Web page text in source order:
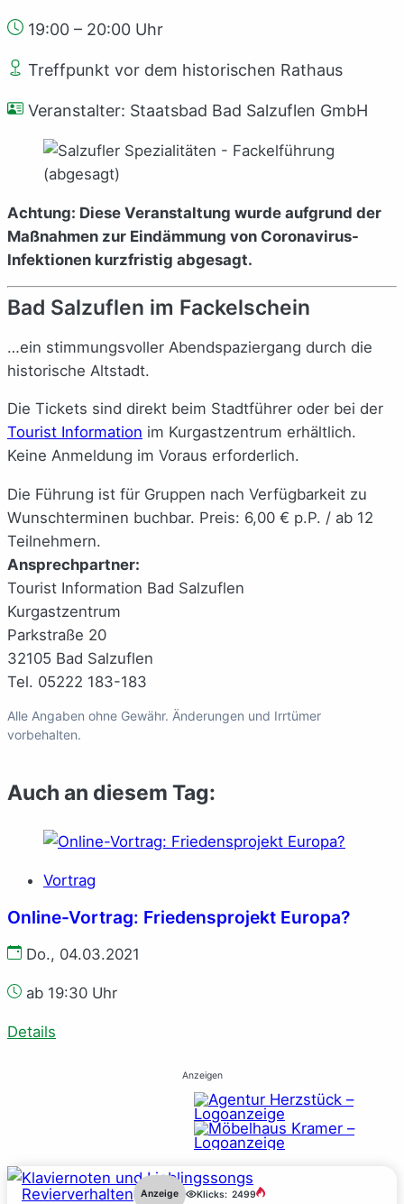
19:00 – 20:00 Uhr
Treffpunkt vor dem historischen Rathaus
Veranstalter: Staatsbad Bad Salzuflen GmbH
Achtung: Diese Veranstaltung wurde aufgrund der
Maßnahmen zur Eindämmung von Coronavirus-
Infektionen kurzfristig abgesagt.
Bad Salzuflen im Fackelschein
…ein stimmungsvoller Abendspaziergang durch die
historische Altstadt.
Die Tickets sind direkt beim Stadtführer oder bei der
Tourist Information im Kurgastzentrum erhältlich.
Keine Anmeldung im Voraus erforderlich.
Die Führung ist für Gruppen nach Verfügbarkeit zu
Wunschterminen buchbar. Preis: 6,00 € p.P. / ab 12
Teilnehmern.
Ansprechpartner:
Tourist Information Bad Salzuflen
Kurgastzentrum
Parkstraße 20
32105 Bad Salzuflen
Tel. 05222 183-183
Alle Angaben ohne Gewähr. Änderungen und Irrtümer
vorbehalten.
Auch an diesem Tag:
Vortrag
Online-Vortrag: Friedensprojekt Europa?
Do., 04.03.2021
ab 19:30 Uhr
Details
Anzeigen
Revierverhalten Anzeige Klicks: 2499